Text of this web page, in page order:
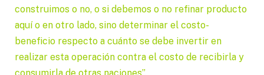
construimos o no, o si debemos o no refinar producto
aquí o en otro lado, sino determinar el costo-
beneficio respecto a cuánto se debe invertir en
realizar esta operación contra el costo de recibirla y